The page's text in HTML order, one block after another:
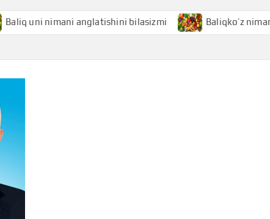
nimani anglatishini bilasizmi Baliqko’z nimani